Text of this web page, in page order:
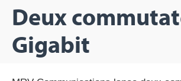
Deux
Gigabit